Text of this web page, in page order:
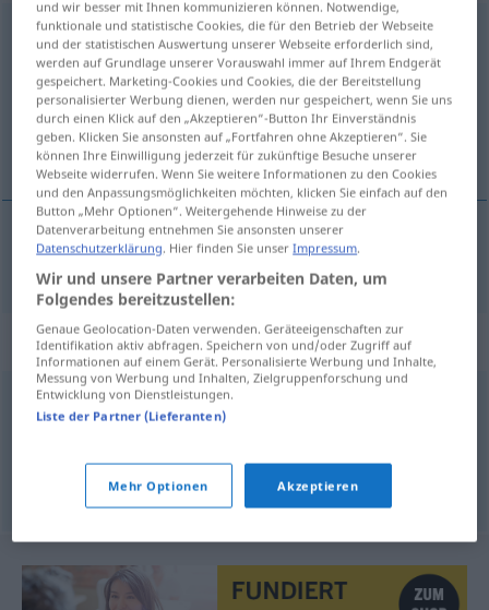
wegtun
Übersicht aller Übersetzungen
(Für mehr Details die Übersetzung anklicken/antippen)
wegdoen
wegdoen wegtun
Synonyme für "wegtun"
aussortieren,loswerden (ugs.)
© OpenThesaurus.de
und wir besser mit Ihnen kommunizieren können. Notwendige,
funktionale und statistische Cookies, die für den Betrieb der Webseite
und der statistischen Auswertung unserer Webseite erforderlich sind,
werden auf Grundlage unserer Vorauswahl immer auf Ihrem Endgerät
gespeichert. Marketing-Cookies und Cookies, die der Bereitstellung
personalisierter Werbung dienen, werden nur gespeichert, wenn Sie uns
durch einen Klick auf den „Akzeptieren“-Button Ihr Einverständnis
geben. Klicken Sie ansonsten auf „Fortfahren ohne Akzeptieren“. Sie
können Ihre Einwilligung jederzeit für zukünftige Besuche unserer
Webseite widerrufen. Wenn Sie weitere Informationen zu den Cookies
und den Anpassungsmöglichkeiten möchten, klicken Sie einfach auf den
Button „Mehr Optionen“. Weitergehende Hinweise zu der
Datenverarbeitung entnehmen Sie ansonsten unserer
Datenschutzerklärung. Hier finden Sie unserImpressum.
Wir und unsere Partner verarbeiten Daten, um
Folgendes bereitzustellen:
Genaue Geolocation-Daten verwenden. Geräteeigenschaften zur
Identifikation aktiv abfragen. Speichern von und/oder Zugriff auf
Informationen auf einem Gerät. Personalisierte Werbung und Inhalte,
Messung von Werbung und Inhalten, Zielgruppenforschung und
Entwicklung von Dienstleistungen.
Liste der Partner (Lieferanten)
Mehr Optionen Akzeptieren